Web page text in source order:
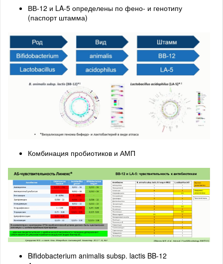
ВВ-12 и LA-5 определены по фено- и генотипу
(паспорт штамма)
Комбинация пробиотиков и АМП
Bifidobacterium animalis subsp. lactis BB-12